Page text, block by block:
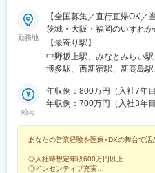
勤務地
【全国募集／直行直帰OK／
茨城・大阪・福岡のいずれ
慮して決定します。※転勤は
場合や新支店ができた場合
支店■神奈川支店■千葉支店■
【最寄り駅】
中野坂上駅、みなとみらい
博多駅、西新宿駅、新高島
給与
年収例：800万円（入社7年
年収例：700万円（入社3年
あなたの営業経験を医療×DXの舞台で活
◎入社時想定年収600万円以上
◎インセンティブ充実